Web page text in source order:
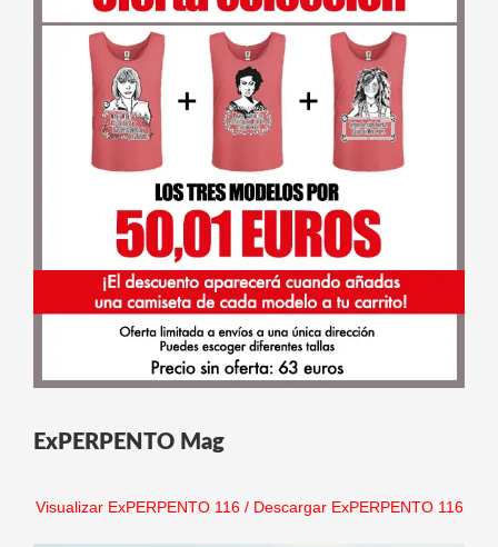
ExPERPENTO Mag
Visualizar ExPERPENTO 116/ Descargar ExPERPENTO 116